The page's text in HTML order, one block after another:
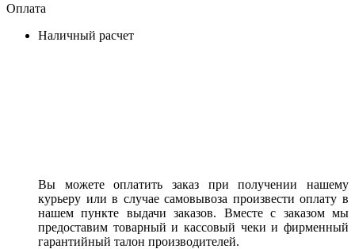
Оплата
Наличный расчет
Вы можете оплатить заказ при получении нашему
курьеру или в случае самовывоза произвести оплату в
нашем пункте выдачи заказов. Вместе с заказом мы
предоставим товарный и кассовый чеки и фирменный
гарантийный талон производителей.